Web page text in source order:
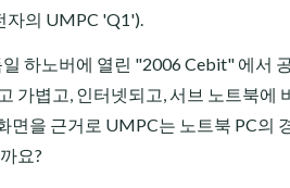
자의 UMPC 'Q1').
하노버에 열린 "2006 Cebit" 에서
가볍고, 인터넷되고, 서브 노트북
면을 근거로 UMPC는 노트북 PC의
요?